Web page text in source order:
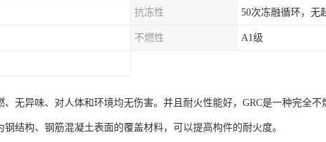
抗冻性 50次冻融循环，无
不燃性 A1级
、无异味、对人体和环境均无伤害。并且耐火性能好，GRC是一种完全
结构、钢筋混凝土表面的覆盖材料，可以提高构件的耐火度。